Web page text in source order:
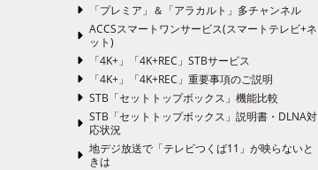
「プレミア」＆「アラカルト」多チャンネル
ACCSスマートワンサービス(スマートテレビ+ネ
ット)
「4K+」「4K+REC」STBサービス
「4K+」「4K+REC」重要事項のご説明
STB「セットトップボックス」機能比較
STB「セットトップボックス」説明書・DLNA対
応状況
地デジ放送で「テレビつくば11」が映らないと
きは